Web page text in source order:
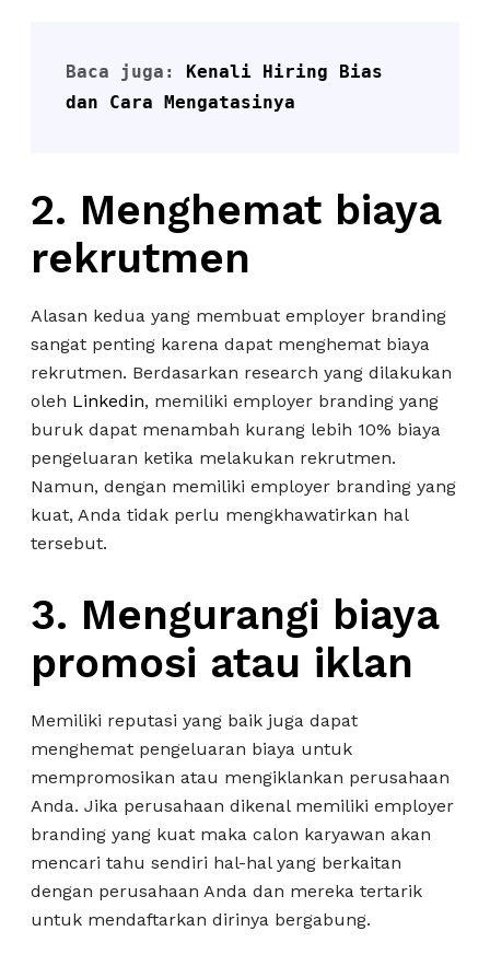
Baca juga:
Kenali Hiring Bias
dan Cara Mengatasinya
2. Menghemat biaya
rekrutmen
Alasan kedua yang membuat employer branding
sangat penting karena dapat menghemat biaya
rekrutmen. Berdasarkan research yang dilakukan
oleh Linkedin, memiliki employer branding yang
buruk dapat menambah kurang lebih 10% biaya
pengeluaran ketika melakukan rekrutmen.
Namun, dengan memiliki employer branding yang
kuat, Anda tidak perlu mengkhawatirkan hal
tersebut.
3. Mengurangi biaya
promosi atau iklan
Memiliki reputasi yang baik juga dapat
menghemat pengeluaran biaya untuk
mempromosikan atau mengiklankan perusahaan
Anda. Jika perusahaan dikenal memiliki employer
branding yang kuat maka calon karyawan akan
mencari tahu sendiri hal-hal yang berkaitan
dengan perusahaan Anda dan mereka tertarik
untuk mendaftarkan dirinya bergabung.